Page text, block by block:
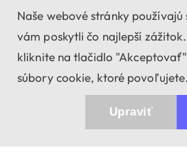
Naše webové stránky
vám poskytli čo najlepší
kliknite na tlačidlo
súbory cookie, ktoré povoľujete.
Upraviť